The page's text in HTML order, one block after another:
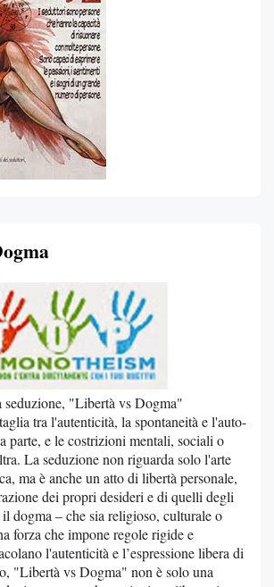
seduzione, "Libertà vs Dogma"
tra l'autenticità, la spontaneità e l'auto-
parte, e le costrizioni mentali, sociali o
La seduzione non riguarda solo l'arte
ma è anche un atto di libertà personale,
dei propri desideri e di quelli degli
dogma – che sia religioso, culturale o
forza che impone regole rigide e
l'autenticità e l’espressione libera di
"Libertà vs Dogma" non è solo una